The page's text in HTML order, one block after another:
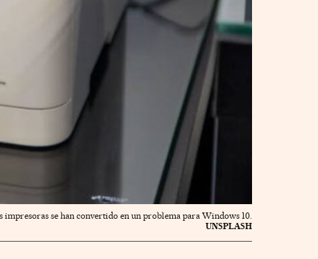
impresoras se han convertido en un problema para Windows 10.
UNSPLASH